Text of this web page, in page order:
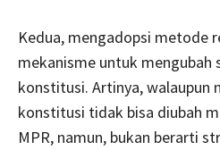
Kedua, mengadopsi metode
mekanisme untuk mengubah
konstitusi. Artinya, walaupun
konstitusi tidak bisa diubah
MPR, namun, bukan berarti